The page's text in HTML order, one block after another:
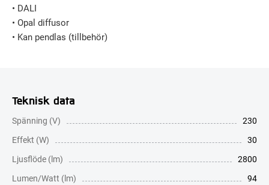
• DALI
• Opal diffusor
• Kan pendlas (tillbehör)
Teknisk data
Spänning (V)
230
Effekt (W)
30
Ljusflöde (lm)
2800
Lumen/Watt (lm)
94